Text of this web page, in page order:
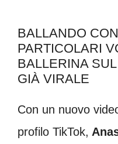
BALLANDO
PARTICOLARI
BALLERINA
GIÀ VIRALE
Con un nuovo
profilo TikTok,